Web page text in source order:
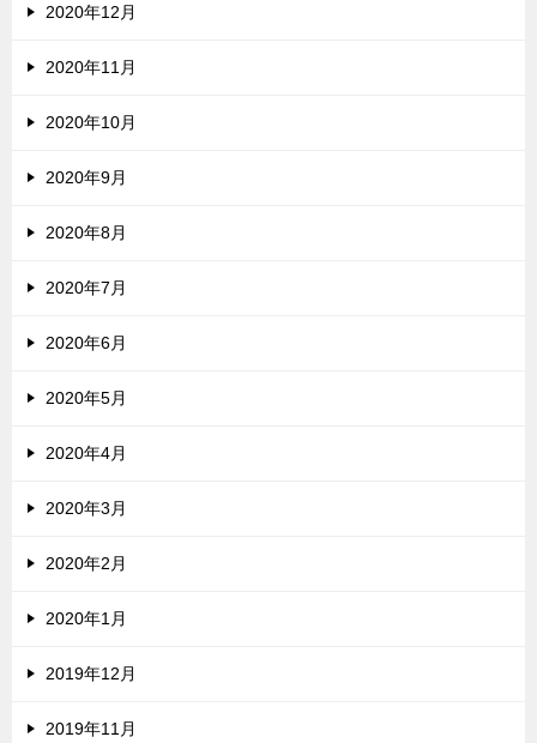
2020年12月
2020年11月
2020年10月
2020年9月
2020年8月
2020年7月
2020年6月
2020年5月
2020年4月
2020年3月
2020年2月
2020年1月
2019年12月
2019年11月